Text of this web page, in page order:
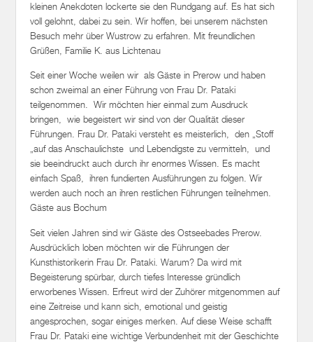
kleinen Anekdoten lockerte sie den Rundgang auf. Es hat sich
voll gelohnt, dabei zu sein. Wir hoffen, bei unserem nächsten
Besuch mehr über Wustrow zu erfahren. Mit freundlichen
Grüßen, Familie K. aus Lichtenau
Seit einer Woche weilen wir als Gäste in Prerow und haben
schon zweimal an einer Führung von Frau Dr. Pataki
teilgenommen. Wir möchten hier einmal zum Ausdruck
bringen, wie begeistert wir sind von der Qualität dieser
Führungen. Frau Dr. Pataki versteht es meisterlich, den „Stoff
„auf das Anschaulichste und Lebendigste zu vermitteln, und
sie beeindruckt auch durch ihr enormes Wissen. Es macht
einfach Spaß, ihren fundierten Ausführungen zu folgen. Wir
werden auch noch an ihren restlichen Führungen teilnehmen.
Gäste aus Bochum
Seit vielen Jahren sind wir Gäste des Ostseebades Prerow.
Ausdrücklich loben möchten wir die Führungen der
Kunsthistorikerin Frau Dr. Pataki. Warum? Da wird mit
Begeisterung spürbar, durch tiefes Interesse gründlich
erworbenes Wissen. Erfreut wird der Zuhörer mitgenommen auf
eine Zeitreise und kann sich, emotional und geistig
angesprochen, sogar einiges merken. Auf diese Weise schafft
Frau Dr. Pataki eine wichtige Verbundenheit mit der Geschichte